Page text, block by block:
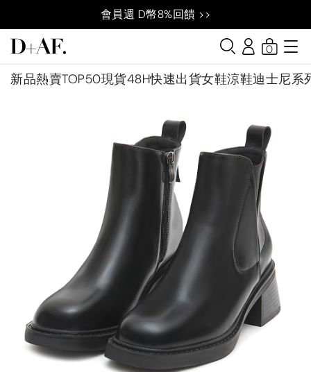
會員週 D幣8%回饋 >>
新品熱賣TOP50現貨48H快速出貨女鞋涼鞋迪士尼系
0